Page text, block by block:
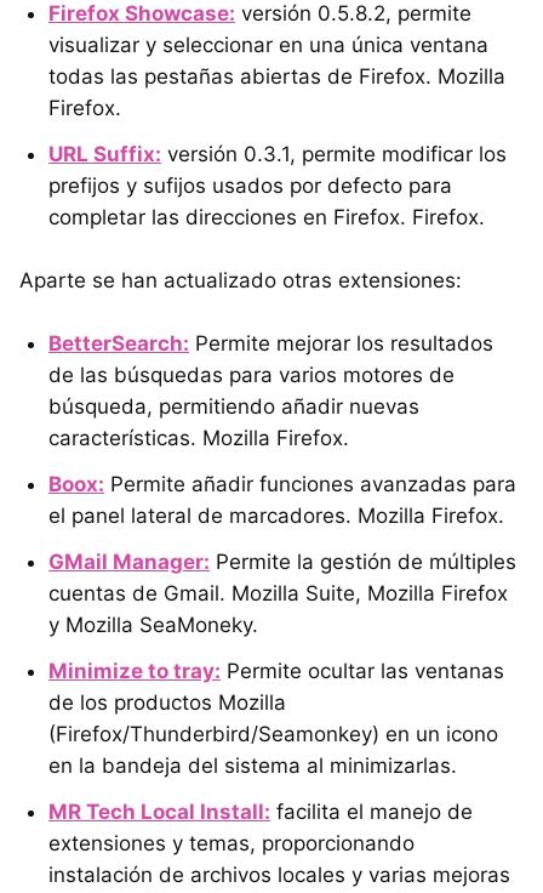
Firefox Showcase: versión 0.5.8.2, permite
visualizar y seleccionar en una única ventana
todas las pestañas abiertas de Firefox. Mozilla
Firefox.
URL Suffix: versión 0.3.1, permite modificar los
prefijos y sufijos usados por defecto para
completar las direcciones en Firefox. Firefox.
Aparte se han actualizado otras extensiones:
BetterSearch: Permite mejorar los resultados
de las búsquedas para varios motores de
búsqueda, permitiendo añadir nuevas
características. Mozilla Firefox.
Boox: Permite añadir funciones avanzadas para
el panel lateral de marcadores. Mozilla Firefox.
GMail Manager: Permite la gestión de múltiples
cuentas de Gmail. Mozilla Suite, Mozilla Firefox
y Mozilla SeaMoneky.
Minimize to tray: Permite ocultar las ventanas
de los productos Mozilla
(Firefox/Thunderbird/Seamonkey) en un icono
en la bandeja del sistema al minimizarlas.
MR Tech Local Install: facilita el manejo de
extensiones y temas, proporcionando
instalación de archivos locales y varias mejoras